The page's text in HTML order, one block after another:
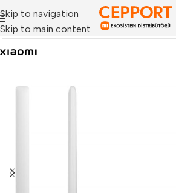
Skip to navigation
Skip to main content